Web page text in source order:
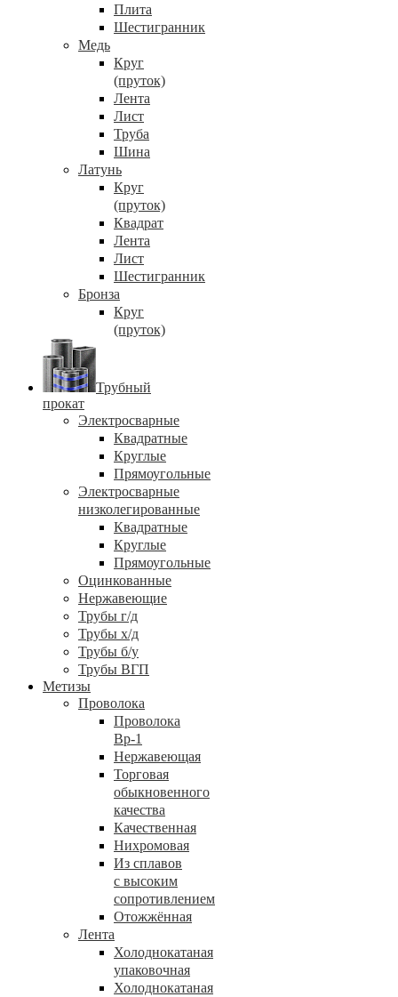
Плита
Шестигранник
Медь
Круг
(пруток)
Лента
Лист
Труба
Шина
Латунь
Круг
(пруток)
Квадрат
Лента
Лист
Шестигранник
Бронза
Круг
(пруток)
Трубный
прокат
Электросварные
Квадратные
Круглые
Прямоугольные
Электросварные
низколегированные
Квадратные
Круглые
Прямоугольные
Оцинкованные
Нержавеющие
Трубы г/д
Трубы х/д
Трубы б/у
Трубы ВГП
Метизы
Проволока
Проволока
Вр-1
Нержавеющая
Торговая
обыкновенного
качества
Качественная
Нихромовая
Из сплавов
с высоким
сопротивлением
Отожжённая
Лента
Холоднокатаная
упаковочная
Холоднокатаная